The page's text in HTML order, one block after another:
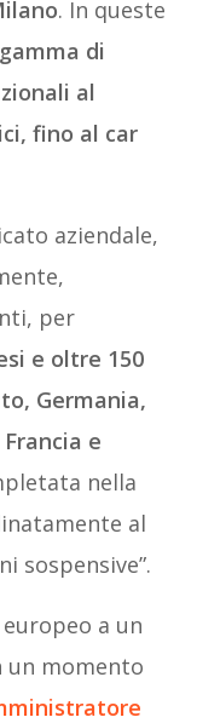
. In queste
di
al
fino al car
aziendale,
per
e oltre 150
Germania,
e
nella
al
sospensive”.
a un
un momento